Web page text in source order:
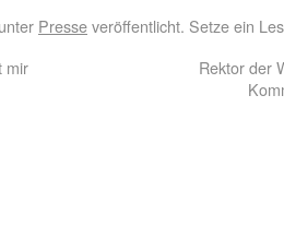
Presseveröffentlicht. Setze ein
mir
Rektor der